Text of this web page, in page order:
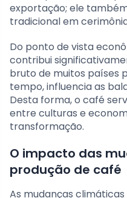
exportação; ele
tradicional em
Do ponto de vista
contribui
bruto de muitos países
tempo, influencia as
Desta forma, o café
entre culturas e
transformação.
O impacto das
produção de café
As mudanças